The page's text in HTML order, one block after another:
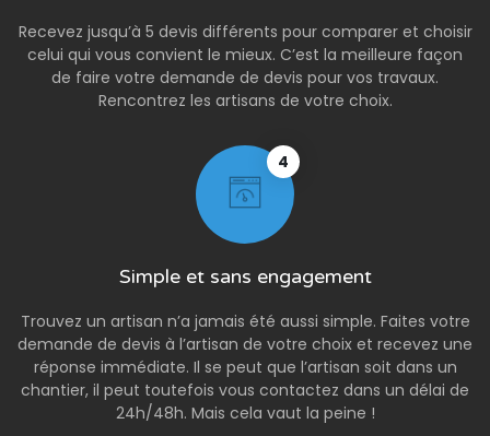
Recevez jusqu’à 5 devis différents pour comparer et choisir
celui qui vous convient le mieux. C’est la meilleure façon
de faire votre demande de devis pour vos travaux.
Rencontrez les artisans de votre choix.
4
Simple et sans engagement
Trouvez un artisan n’a jamais été aussi simple. Faites votre
demande de devis à l’artisan de votre choix et recevez une
réponse immédiate. Il se peut que l’artisan soit dans un
chantier, il peut toutefois vous contactez dans un délai de
24h/48h. Mais cela vaut la peine !